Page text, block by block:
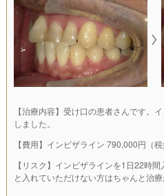
【治療内容】受け口の患者さんです。
しました。
【費用】インビザライン 790,000円（税
【リスク】インビザラインを1日22時
と入れていただけない方はちゃんと治療